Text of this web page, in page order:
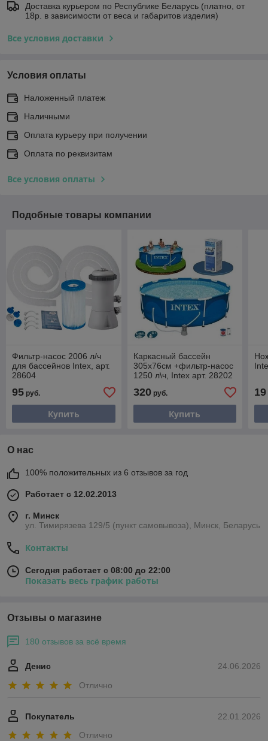
Доставка курьером по Республике Беларусь (платно, от
18р. в зависимости от веса и габаритов изделия)
Все условия доставки
Условия оплаты
Наложенный платеж
Наличными
Оплата курьеру при получении
Оплата по реквизитам
Все условия оплаты
Подобные товары компании
Фильтр-насос 2006 л/ч
для бассейнов Intex, арт.
28604
95 руб.
Купить
Каркасный бассейн
305x76см +фильтр-насос
1250 л\ч, Intex арт. 28202
320руб.
Купить
19
О нас
100% положительных из 6 отзывов за год
Работает с 12.02.2013
г. Минск
ул. Тимирязева 129/5 (пункт самовывоза), Минск, Беларусь
Контакты
Сегодня работает с 08:00 до 22:00
Показать весь график работы
Отзывы о магазине
180 отзывов за всё время
24.06.2026
Денис
Отлично
22.01.2026
Покупатель
Отлично